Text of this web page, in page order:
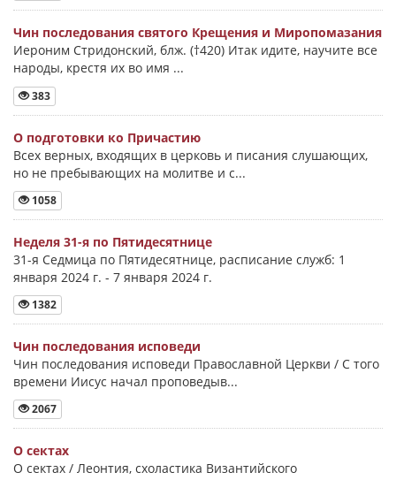
Чин последования святого Крещения и Миропомазания
Иероним Стридонский, блж. (†420) Итак идите, научите все
народы, крестя их во имя ...
383
О подготовки ко Причастию
Всех верных, входящих в церковь и писания слушающих,
но не пребывающих на молитве и с...
1058
Неделя 31-я по Пятидесятнице
31-я Седмица по Пятидесятнице, расписание служб: 1
января 2024 г. - 7 января 2024 г.
1382
Чин последования исповеди
Чин последования исповеди Православной Церкви / С того
времени Иисус начал проповедыв...
2067
О сектах
О сектах / Леонтия, схоластика Византийского